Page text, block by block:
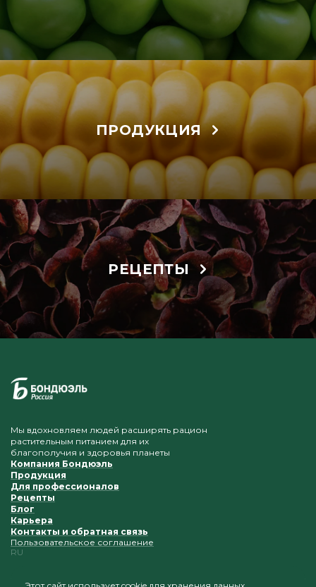
ПРОДУКЦИЯ
РЕЦЕПТЫ
Мы вдохновляем людей расширять рацион
растительным питанием для их
благополучия и здоровья планеты
Компания Бондюэль
Продукция
Для профессионалов
Рецепты
Блог
Карьера
Контакты и обратная связь
Пользовательское соглашение
RU